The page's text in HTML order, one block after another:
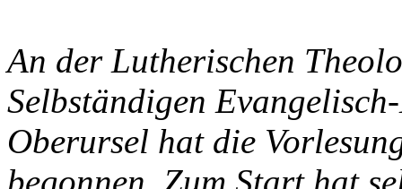
An der Lutherischen
Selbständigen
Oberursel hat die